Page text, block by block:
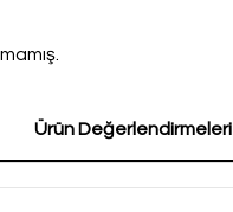
Ürün Değerlendirmeleri